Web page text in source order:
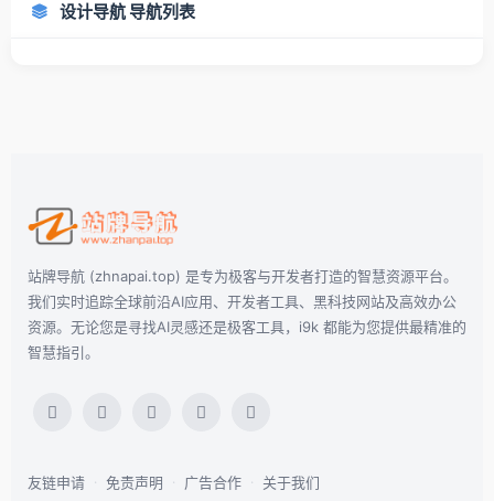
设计导航 导航列表
站牌导航 (zhnapai.top) 是专为极客与开发者打造的智慧资源平台。
我们实时追踪全球前沿AI应用、开发者工具、黑科技网站及高效办公
资源。无论您是寻找AI灵感还是极客工具，i9k 都能为您提供最精准的
智慧指引。
友链申请 · 免责声明 · 广告合作 · 关于我们